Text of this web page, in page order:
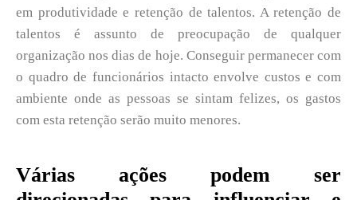
em produtividade e retenção de talentos. A retenção de
talentos é assunto de preocupação de qualquer
organização nos dias de hoje. Conseguir permanecer com
o quadro de funcionários intacto envolve custos e com
ambiente onde as pessoas se sintam felizes, os gastos
com esta retenção serão muito menores.
Várias ações podem ser